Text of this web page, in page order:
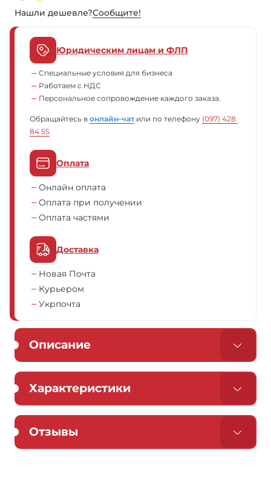
Нашли дешевле?Сообщите!
Юридическим лицам и ФЛП
Специальные условия для бизнеса
Работаем с НДС
Персональное сопровождение каждого заказа.
Обращайтесь в онлайн-чатили по телефону (097) 428
84 55
Оплата
Онлайн оплата
Оплата при получении
Оплата частями
Доставка
Новая Почта
Курьером
Укрпочта
Описание
Характеристики
Отзывы